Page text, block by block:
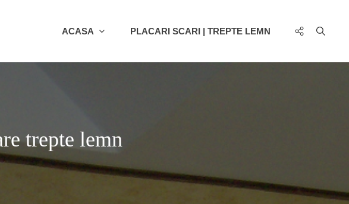
ACASA PLACARI SCARI | TREPTE LEMN
Social
trepte lemn